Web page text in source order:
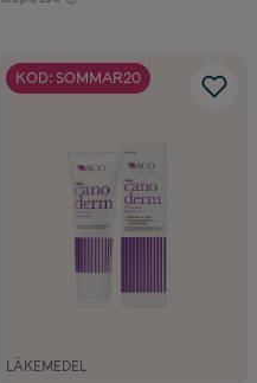
KOD: SOMMAR20
LÄKEMEDEL